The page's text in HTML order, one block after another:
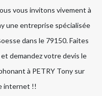
vous invitons vivement à
une entreprise spécialisée
dans le 79150. Faites
demandez votre devis le
à PETRY Tony sur
internet !!